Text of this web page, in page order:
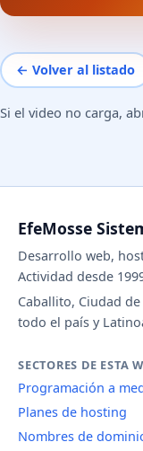
← Volver al listado
Si el video no carga,
EfeMosse
Desarrollo web,
Actividad desde
Caballito, Ciudad
todo el país y
SECTORES DE ESTA
Programación a
Planes de hosting
Nombres de